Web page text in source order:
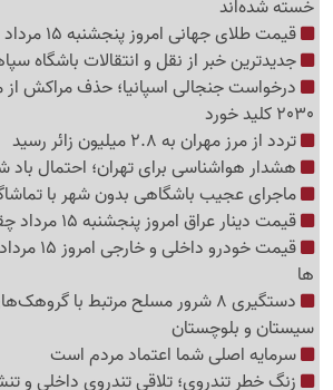
خسته شده‌اند
قیمت طلای جهانی امروز پنجشنبه 15 مرداد 1405
جدیدترین خبر از نقل و انتقالات باشگاه سپاهان
درخواست جنجالی اسپانیا؛ حذف مراکش از
2030 کلید خورد
تردد از مرز مهران به 2.8 میلیون زائر رسید
هشدار هواشناسی برای تهران؛ احتمال باد
ماجرای عجیب باشگاهی بدون شهر با
قیمت دینار عراق امروز پنجشنبه 15 مرداد چقدر گران شد؟
ها
دستگیری 8 شرور مسلح مرتبط با
سیستان و بلوچستان
سرمایه اصلی شما اعتماد مردم است
زنگ خطر تندروی؛ تلاقی تندروی داخلی و